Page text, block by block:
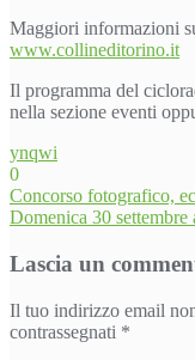
Maggiori informazioni
www.collineditorino.it
Il programma del
nella sezione eventi
ynqwi
0
Navigazione
articoli
Concorso fotografico,
Domenica 30
Lascia un
Il tuo indirizzo email
contrassegnati *